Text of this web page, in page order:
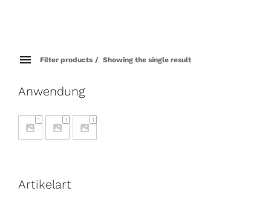
Filter products Showing the single result
Anwendung
1 1 1
Artikelart